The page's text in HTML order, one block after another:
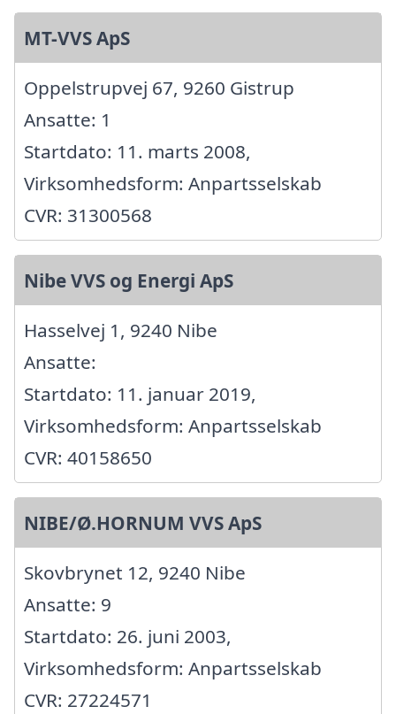
MT-VVS ApS
Oppelstrupvej 67, 9260 Gistrup
Ansatte: 1
Startdato: 11. marts 2008,
Virksomhedsform: Anpartsselskab
CVR: 31300568
Nibe VVS og Energi ApS
Hasselvej 1, 9240 Nibe
Ansatte:
Startdato: 11. januar 2019,
Virksomhedsform: Anpartsselskab
CVR: 40158650
NIBE/Ø.HORNUM VVS ApS
Skovbrynet 12, 9240 Nibe
Ansatte: 9
Startdato: 26. juni 2003,
Virksomhedsform: Anpartsselskab
CVR: 27224571